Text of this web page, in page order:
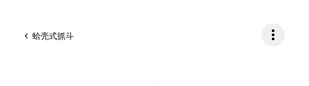
蛤壳式抓斗 more_vert